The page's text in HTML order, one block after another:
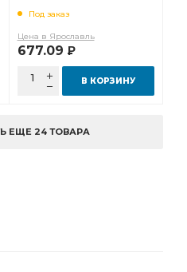
Под заказ
Цена в Ярославль
677.09 Р
В КОРЗИНУ
ЕЩЕ 24 ТОВАРА